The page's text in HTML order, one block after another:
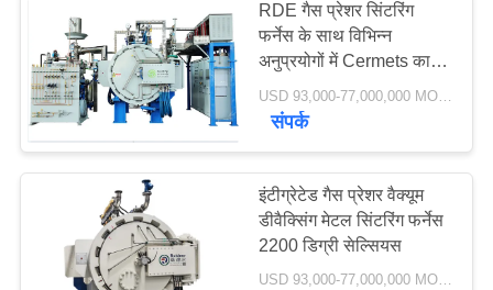
गोपनीयता
नीति
धातु सिंटरिंग फर्नेस
RDE गैस प्रेशर सिंटरिंग
फर्नेस के साथ विभिन्न
अनुप्रयोगों में Cermets का
निर्माण
USD 93,000-77,000,000 MOQ:1 सेट
संपर्क
इंटीग्रेटेड गैस प्रेशर वैक्यूम
डीवैक्सिंग मेटल सिंटरिंग फर्नेस
2200 डिग्री सेल्सियस
USD 93,000-77,000,000 MOQ:1 सेट